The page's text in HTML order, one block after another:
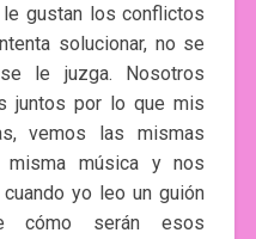
le gustan los conflictos
solucionar, no se
le juzga. Nosotros
juntos por lo que mis
vemos las mismas
misma música y nos
yo leo un guión
cómo serán esos